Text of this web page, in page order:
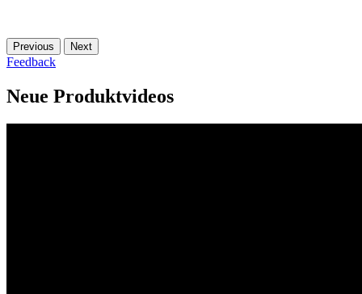
Previous Next
Feedback
Neue Produktvideos